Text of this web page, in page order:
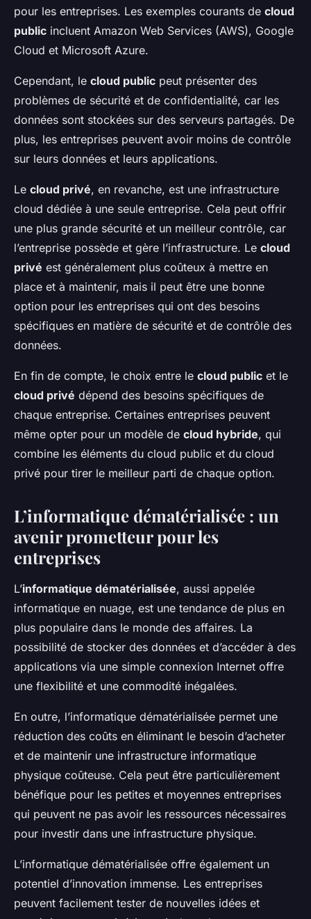
pour les entreprises. Les exemples courants de cloud
public incluent Amazon Web Services (AWS), Google
Cloud et Microsoft Azure.
Cependant, le cloud public peut présenter des
problèmes de sécurité et de confidentialité, car les
données sont stockées sur des serveurs partagés. De
plus, les entreprises peuvent avoir moins de contrôle
sur leurs données et leurs applications.
Le cloud privé, en revanche, est une infrastructure
cloud dédiée à une seule entreprise. Cela peut offrir
une plus grande sécurité et un meilleur contrôle, car
l’entreprise possède et gère l’infrastructure. Le cloud
privé est généralement plus coûteux à mettre en
place et à maintenir, mais il peut être une bonne
option pour les entreprises qui ont des besoins
spécifiques en matière de sécurité et de contrôle des
données.
En fin de compte, le choix entre le cloud public et le
cloud privé dépend des besoins spécifiques de
chaque entreprise. Certaines entreprises peuvent
même opter pour un modèle de cloud hybride, qui
combine les éléments du cloud public et du cloud
privé pour tirer le meilleur parti de chaque option.
L’informatique dématérialisée : un
avenir prometteur pour les
entreprises
L’informatique dématérialisée, aussi appelée
informatique en nuage, est une tendance de plus en
plus populaire dans le monde des affaires. La
possibilité de stocker des données et d’accéder à des
applications via une simple connexion Internet offre
une flexibilité et une commodité inégalées.
En outre, l’informatique dématérialisée permet une
réduction des coûts en éliminant le besoin d’acheter
et de maintenir une infrastructure informatique
physique coûteuse. Cela peut être particulièrement
bénéfique pour les petites et moyennes entreprises
qui peuvent ne pas avoir les ressources nécessaires
pour investir dans une infrastructure physique.
L’informatique dématérialisée offre également un
potentiel d’innovation immense. Les entreprises
peuvent facilement tester de nouvelles idées et